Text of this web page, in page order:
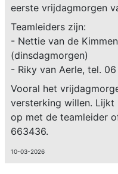
eerste vrijdagmorgen
Teamleiders zijn:
- Nettie van de
(dinsdagmorgen)
- Riky van Aerle, tel.
Vooral het
versterking willen.
op met de teamleider
663436.
10-03-2026